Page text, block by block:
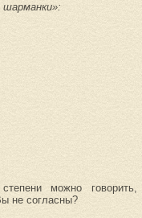
можно
не согласны?